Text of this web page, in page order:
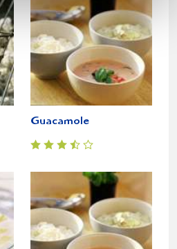
Guacamole